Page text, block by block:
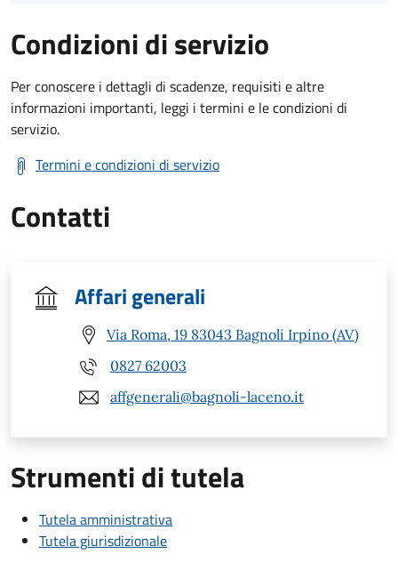
Condizioni di servizio
Per conoscere i dettagli di scadenze, requisiti e altre
informazioni importanti, leggi i termini e le condizioni di
servizio.
Termini e condizioni di servizio
Contatti
Affari generali
Via Roma, 19 83043 Bagnoli Irpino (AV)
0827 62003
affgenerali@bagnoli-laceno.it
Strumenti di tutela
Tutela amministrativa
Tutela giurisdizionale